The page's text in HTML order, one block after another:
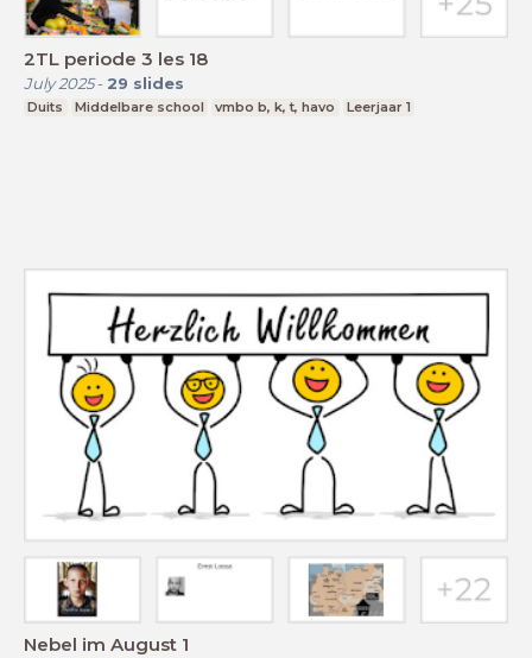
2TL periode 3 les 18
July 2025- 29 slides
Duits Middelbare school vmbo b, k, t, havo Leerjaar 1
Nebel im August 1